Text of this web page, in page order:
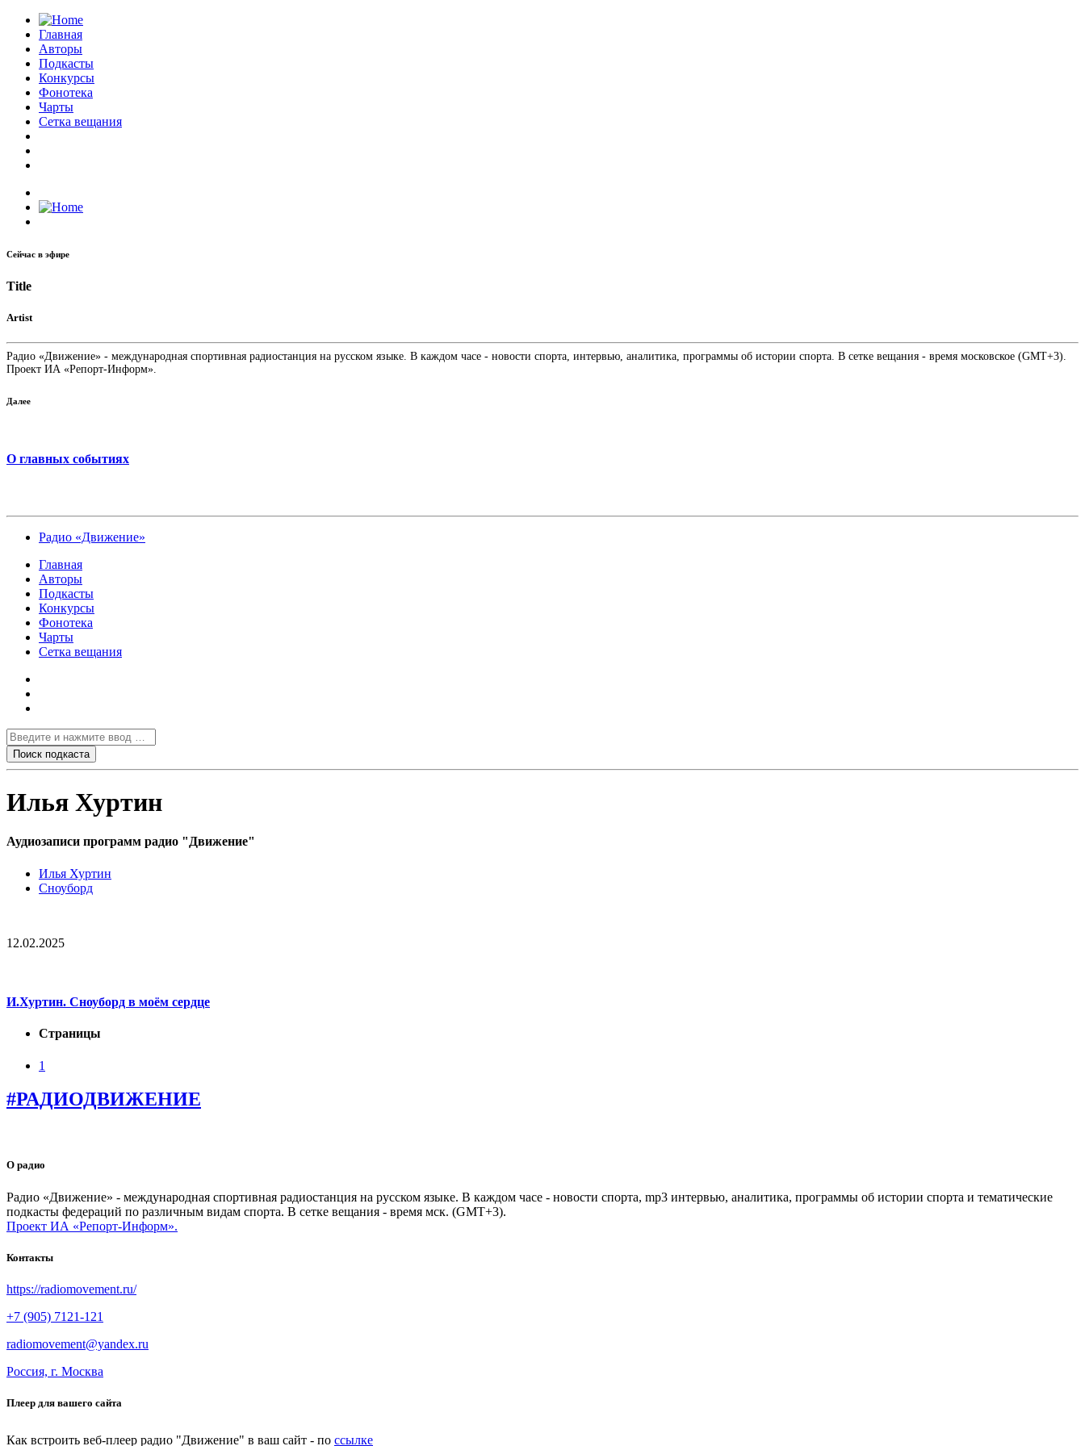
Главная
Авторы
Подкасты
Конкурсы
Фонотека
Чарты
Сетка вещания
Сейчас в эфире
Title
Artist
Радио «Движение» - международная спортивная радиостанция на русском языке. В каждом часе - новости спорта, интервью, аналитика, программы об истории спорта. В сетке вещания - время московское (GMT+3).
Проект ИА «Репорт-Информ».
Далее
О главных событиях
Радио «Движение»
Главная
Авторы
Подкасты
Конкурсы
Фонотека
Чарты
Сетка вещания
Илья Хуртин
Аудиозаписи программ радио "Движение"
Илья Хуртин
Сноуборд
12.02.2025
И.Хуртин. Сноуборд в моём сердце
Страницы
1
#РАДИОДВИЖЕНИЕ
О радио
Радио «Движение» - международная спортивная радиостанция на русском языке. В каждом часе - новости спорта, mp3 интервью, аналитика, программы об истории спорта и тематические
подкасты федераций по различным видам спорта. В сетке вещания - время мск. (GMT+3).
Проект ИА «Репорт-Информ».
Контакты
https://radiomovement.ru/
+7 (905) 7121-121
radiomovement@yandex.ru
Россия, г. Москва
Плеер для вашего сайта
Как встроить веб-плеер радио "Движение" в ваш сайт - по ссылке